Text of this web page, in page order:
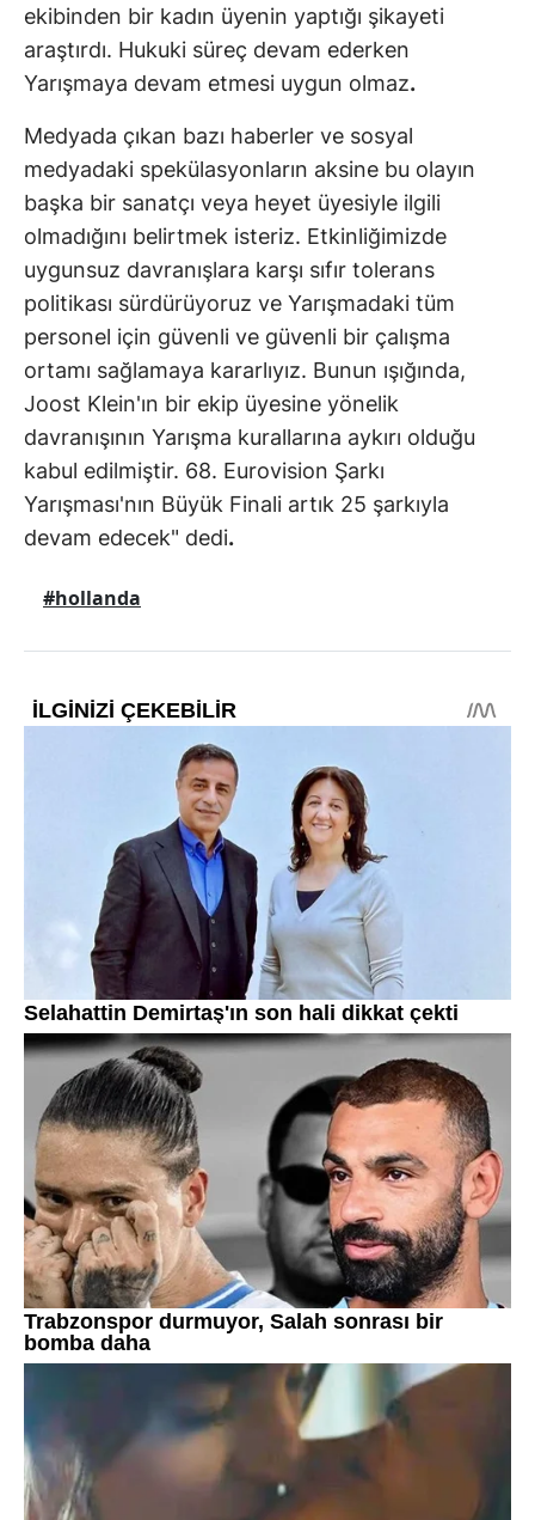
ekibinden bir kadın üyenin yaptığı şikayeti
araştırdı. Hukuki süreç devam ederken
Yarışmaya devam etmesi uygun olmaz.
Medyada çıkan bazı haberler ve sosyal
medyadaki spekülasyonların aksine bu olayın
başka bir sanatçı veya heyet üyesiyle ilgili
olmadığını belirtmek isteriz. Etkinliğimizde
uygunsuz davranışlara karşı sıfır tolerans
politikası sürdürüyoruz ve Yarışmadaki tüm
personel için güvenli ve güvenli bir çalışma
ortamı sağlamaya kararlıyız. Bunun ışığında,
Joost Klein'ın bir ekip üyesine yönelik
davranışının Yarışma kurallarına aykırı olduğu
kabul edilmiştir. 68. Eurovision Şarkı
Yarışması'nın Büyük Finali artık 25 şarkıyla
devam edecek" dedi.
#hollanda